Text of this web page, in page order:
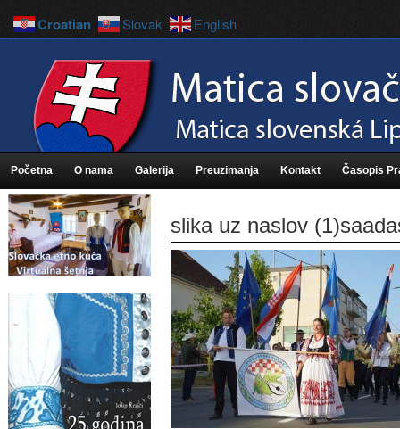
Početna O nama Galerija Preuzimanja Kontakt Časopis
slika uz naslov
Croatian Slovak English